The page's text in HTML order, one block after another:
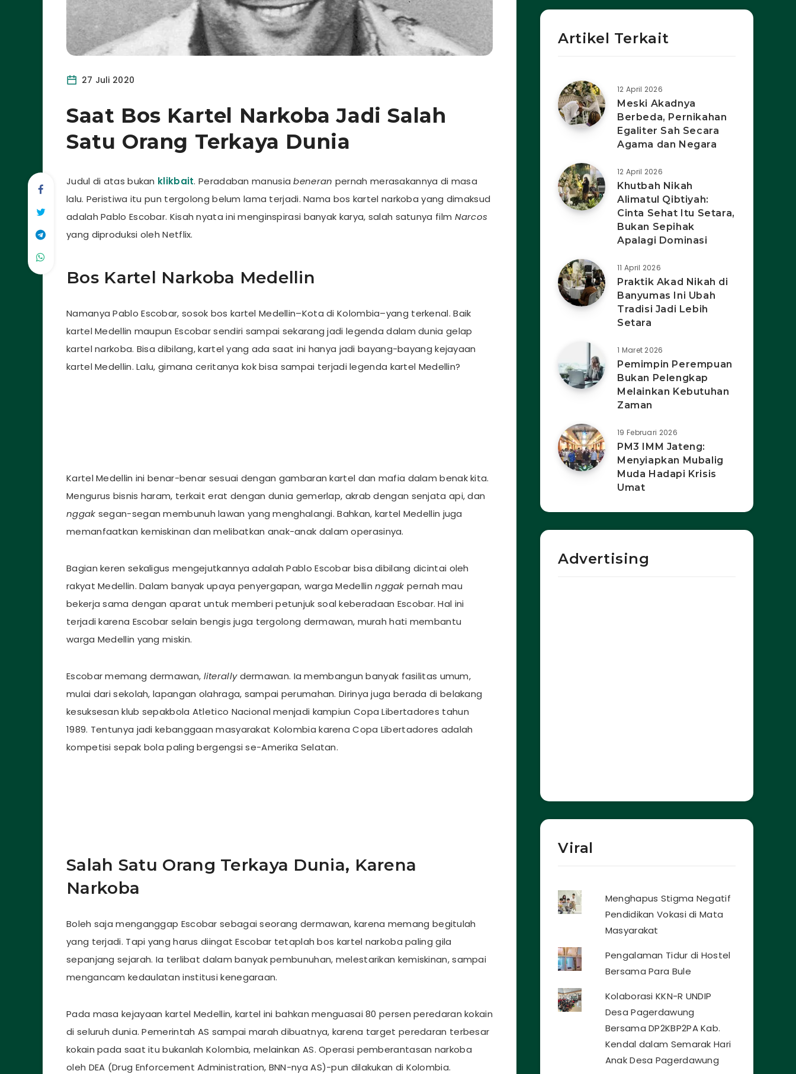
27 Juli 2020
Saat Bos Kartel Narkoba Jadi Salah
Satu Orang Terkaya Dunia
Judul di atas bukan klikbait. Peradaban manusiabeneran pernah merasakannya di masa
lalu. Peristiwa itu pun tergolong belum lama terjadi. Nama bos kartel narkoba yang dimaksud
adalah Pablo Escobar. Kisah nyata ini menginspirasi banyak karya, salah satunya film Narcos
yang diproduksi oleh Netflix.
Bos Kartel Narkoba Medellin
Namanya Pablo Escobar, sosok bos kartel Medellin–Kota di Kolombia–yang terkenal. Baik
kartel Medellin maupun Escobar sendiri sampai sekarang jadi legenda dalam dunia gelap
kartel narkoba. Bisa dibilang, kartel yang ada saat ini hanya jadi bayang-bayang kejayaan
kartel Medellin. Lalu, gimana ceritanya kok bisa sampai terjadi legenda kartel Medellin?
Kartel Medellin ini benar-benar sesuai dengan gambaran kartel dan mafia dalam benak kita.
Mengurus bisnis haram, terkait erat dengan dunia gemerlap, akrab dengan senjata api, dan
nggak segan-segan membunuh lawan yang menghalangi. Bahkan, kartel Medellin juga
memanfaatkan kemiskinan dan melibatkan anak-anak dalam operasinya.
Bagian keren sekaligus mengejutkannya adalah Pablo Escobar bisa dibilang dicintai oleh
rakyat Medellin. Dalam banyak upaya penyergapan, warga Medellinnggakpernah mau
bekerja sama dengan aparat untuk memberi petunjuk soal keberadaan Escobar. Hal ini
terjadi karena Escobar selain bengis juga tergolong dermawan, murah hati membantu
warga Medellin yang miskin.
Escobar memang dermawan, literallydermawan. Ia membangun banyak fasilitas umum,
mulai dari sekolah, lapangan olahraga, sampai perumahan. Dirinya juga berada di belakang
kesuksesan klub sepakbola Atletico Nacional menjadi kampiun Copa Libertadores tahun
1989. Tentunya jadi kebanggaan masyarakat Kolombia karena Copa Libertadores adalah
kompetisi sepak bola paling bergengsi se-Amerika Selatan.
Salah Satu Orang Terkaya Dunia, Karena
Narkoba
Boleh saja menganggap Escobar sebagai seorang dermawan, karena memang begitulah
yang terjadi. Tapi yang harus diingat Escobar tetaplah bos kartel narkoba paling gila
sepanjang sejarah. Ia terlibat dalam banyak pembunuhan, melestarikan kemiskinan, sampai
mengancam kedaulatan institusi kenegaraan.
Pada masa kejayaan kartel Medellin, kartel ini bahkan menguasai 80 persen peredaran kokain
di seluruh dunia. Pemerintah AS sampai marah dibuatnya, karena target peredaran terbesar
kokain pada saat itu bukanlah Kolombia, melainkan AS. Operasi pemberantasan narkoba
oleh DEA (Drug Enforcement Administration, BNN-nya AS)-pun dilakukan di Kolombia.
Artikel Terkait
12 April 2026
Meski Akadnya
Berbeda, Pernikahan
Egaliter Sah Secara
Agama dan Negara
12 April 2026
Khutbah Nikah
Alimatul Qibtiyah:
Cinta Sehat Itu Setara,
Bukan Sepihak
Apalagi Dominasi
11 April 2026
Praktik Akad Nikah di
Banyumas Ini Ubah
Tradisi Jadi Lebih
Setara
1 Maret 2026
Pemimpin Perempuan
Bukan Pelengkap
Melainkan Kebutuhan
Zaman
19 Februari 2026
PM3 IMM Jateng:
Menyiapkan Mubalig
Muda Hadapi Krisis
Umat
Advertising
Viral
Menghapus Stigma Negatif
Pendidikan Vokasi di Mata
Masyarakat
Pengalaman Tidur di Hostel
Bersama Para Bule
Kolaborasi KKN-R UNDIP
Desa Pagerdawung
Bersama DP2KBP2PA Kab.
Kendal dalam Semarak Hari
Anak Desa Pagerdawung